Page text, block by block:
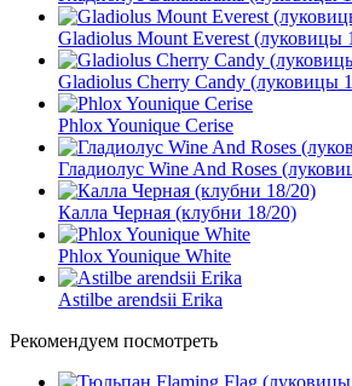
Gladiolus Mount Everest (луковицы
Gladiolus Cherry Candy (луковицы
Phlox Younique Cerise
Гладиолус Wine And Roses
Калла Черная (клубни 18/20)
Phlox Younique White
Astilbe arendsii Erika
Рекомендуем посмотреть